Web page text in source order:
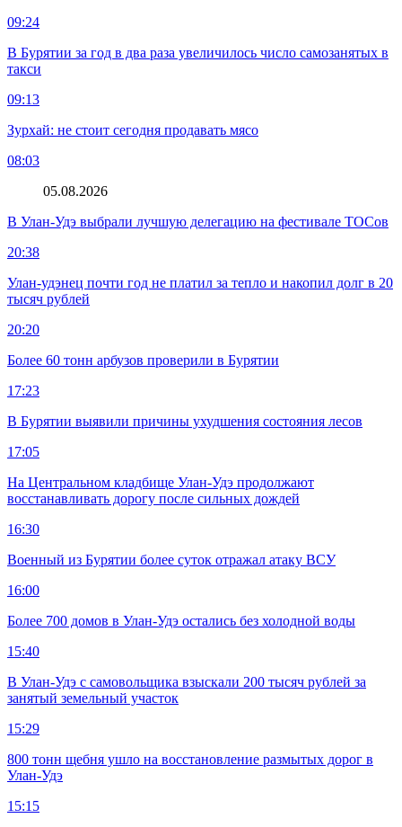
09:24
В Бурятии за год в два раза увеличилось число самозанятых в
такси
09:13
Зурхай: не стоит сегодня продавать мясо
08:03
05.08.2026
В Улан-Удэ выбрали лучшую делегацию на фестивале ТОСов
20:38
Улан-удэнец почти год не платил за тепло и накопил долг в 20
тысяч рублей
20:20
Более 60 тонн арбузов проверили в Бурятии
17:23
В Бурятии выявили причины ухудшения состояния лесов
17:05
На Центральном кладбище Улан-Удэ продолжают
восстанавливать дорогу после сильных дождей
16:30
Военный из Бурятии более суток отражал атаку ВСУ
16:00
Более 700 домов в Улан-Удэ остались без холодной воды
15:40
В Улан-Удэ с самовольщика взыскали 200 тысяч рублей за
занятый земельный участок
15:29
800 тонн щебня ушло на восстановление размытых дорог в
Улан-Удэ
15:15